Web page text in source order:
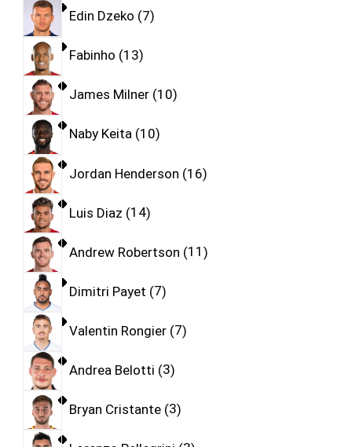
Edin Dzeko 7
Fabinho 13
James Milner 10
Naby Keita 10
Jordan Henderson 16
Luis Diaz 14
Andrew Robertson 11
Dimitri Payet 7
Valentin Rongier 7
Andrea Belotti 3
Bryan Cristante 3